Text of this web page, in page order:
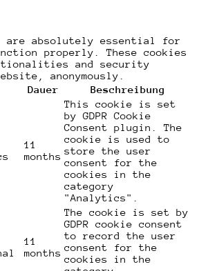
are absolutely essential for
properly. These cookies
and security
anonymously.
Dauer Beschreibung
11
months
This cookie is set
by GDPR Cookie
Consent plugin. The
cookie is used to
store the user
consent for the
cookies in the
category
"Analytics".
11
months
The cookie is set by
GDPR cookie consent
to record the user
consent for the
cookies in the